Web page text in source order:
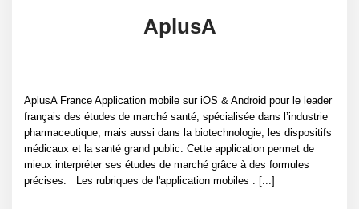
AplusA
AplusA France Application mobile sur iOS & Android pour le leader
français des études de marché santé, spécialisée dans l’industrie
pharmaceutique, mais aussi dans la biotechnologie, les dispositifs
médicaux et la santé grand public. Cette application permet de
mieux interpréter ses études de marché grâce à des formules
précises. Les rubriques de l'application mobiles : [...]